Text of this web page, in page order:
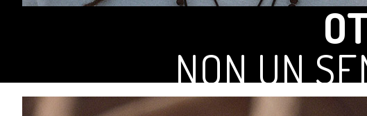
NON UN